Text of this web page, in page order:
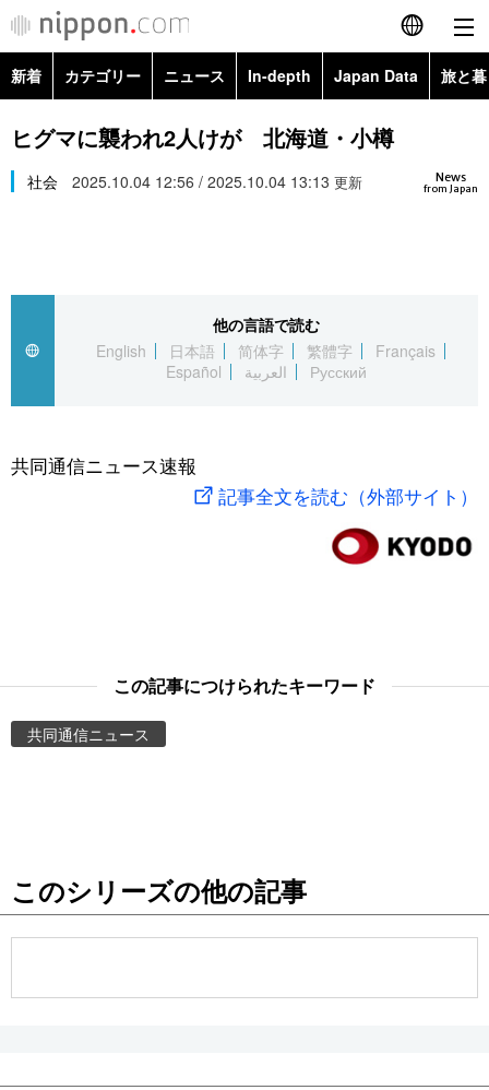
English
简体字
繁體字
العربية
社会
旅と暮らし
東京
新着 カテゴリー ニュース In-depth Japan Data 旅と
政治・外交
経済・ビジネス
社会
文化
科学・技術
暮らし
Images
お知らせ
ヒグマに襲われ2人けが 北海道・小樽
News
from Japan
社会 2025.10.04 12:56 / 2025.10.04 13:13 更新
他の言語で読む
English
日本語 简体字 繁體字
Français
Español
العربية Русский
共同通信ニュース速報
記事全文を読む（外部サイト）
この記事につけられたキーワード
共同通信ニュース
このシリーズの他の記事